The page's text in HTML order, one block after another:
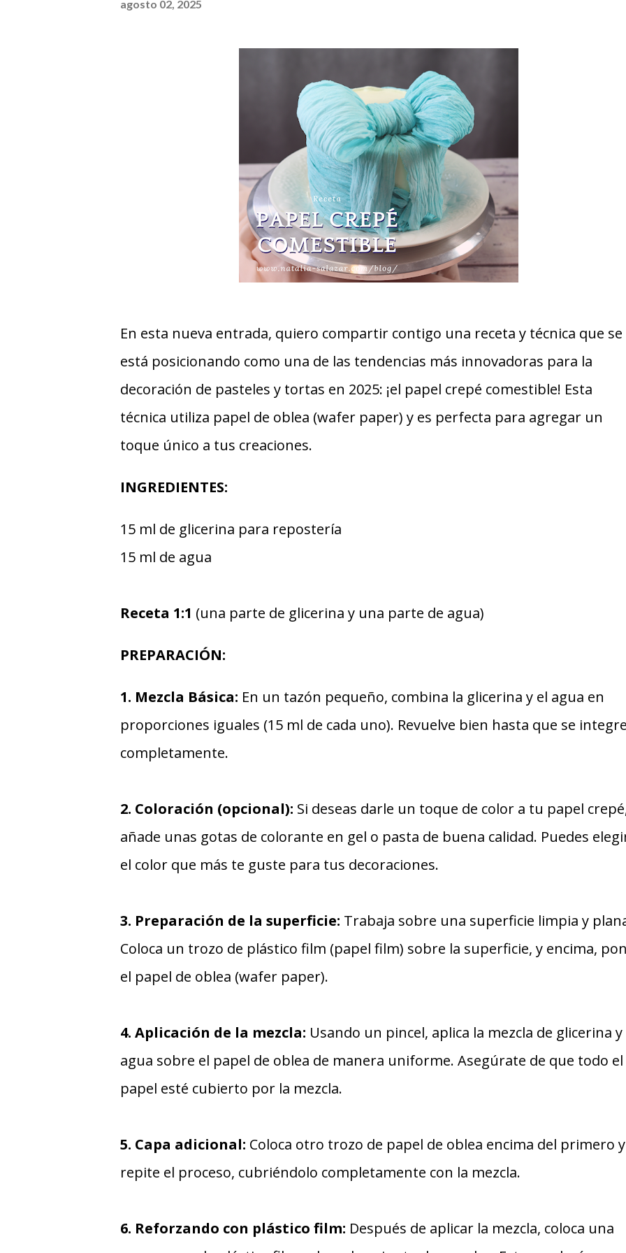
agosto 02, 2025
En esta nueva entrada, quiero compartir contigo una receta y técnica que se
está posicionando como una de las tendencias más innovadoras para la
decoración de pasteles y tortas en 2025: ¡el papel crepé comestible! Esta
técnica utiliza papel de oblea (wafer paper) y es perfecta para agregar un
toque único a tus creaciones.
INGREDIENTES:
15 ml de glicerina para repostería
15 ml de agua
Receta 1:1 (una parte de glicerina y una parte de agua)
PREPARACIÓN:
1. Mezcla Básica: En un tazón pequeño, combina la glicerina y el agua en
proporciones iguales (15 ml de cada uno). Revuelve bien hasta que se
completamente.
2. Coloración (opcional): Si deseas darle un toque de color a tu papel
añade unas gotas de colorante en gel o pasta de buena calidad. Puedes
el color que más te guste para tus decoraciones.
3. Preparación de la superficie: Trabaja sobre una superficie limpia y
Coloca un trozo de plástico film (papel film) sobre la superficie, y encima, pon
el papel de oblea (wafer paper).
4. Aplicación de la mezcla: Usando un pincel, aplica la mezcla de glicerina y
agua sobre el papel de oblea de manera uniforme. Asegúrate de que todo el
papel esté cubierto por la mezcla.
5. Capa adicional: Coloca otro trozo de papel de oblea encima del primero y
repite el proceso, cubriéndolo completamente con la mezcla.
6. Reforzando con plástico film: Después de aplicar la mezcla, coloca una